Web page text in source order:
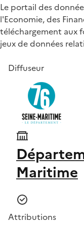
Le portail des
l'Economie, des
téléchargement aux
jeux de données
Diffuseur
Maritime
Attributions